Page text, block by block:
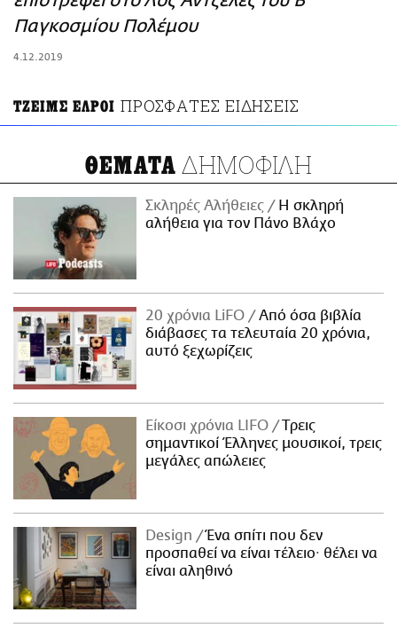
ΑΜΠΑ
Παγκοσμίου Πολέμου
4.12.2019
ΤΖΕΙΜΣ ΕΛΡΟΙ ΠΡΟΣΦΑΤΕΣ ΕΙΔΗΣΕΙΣ
ΘΕΜΑΤΑ ΔΗΜΟΦΙΛΗ
Σκληρές Αλήθειες
H σκληρή
αλήθεια για τον Πάνο Βλάχο
20 χρόνια LiFO
Από όσα βιβλία
διάβασες τα τελευταία 20 χρόνια,
αυτό ξεχωρίζεις
Είκοσι χρόνια LIFO
Tρεις
σημαντικοί Έλληνες μουσικοί, τρεις
μεγάλες απώλειες
Design
Ένα σπίτι που δεν
προσπαθεί να είναι τέλειο· θέλει να
είναι αληθινό